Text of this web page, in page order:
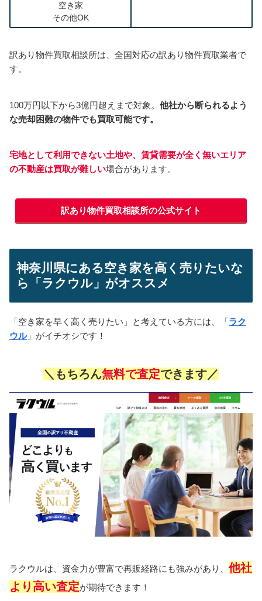
空き家
その他OK
訳あり物件買取相談所は、全国対応の訳あり物件買取業者で
す。
100万円以下から3億円超えまで対象。 他社から断られるよう
な売却困難の物件でも買取可能です。
宅地として利用できない土地や、賃貸需要が全く無いエリア
の不動産は買取が難しい場合があります。
訳あり物件買取相談所の公式サイト
神奈川県にある空き家を高く売りたいな
ら「ラクウル」がオススメ
「空き家を早く高く売りたい」と考えている方には、「ラク
ウル」がイチオシです！
＼もちろん無料で査定できます／
ラクウルは、資金力が豊富で再販経路にも強みがあり、 他社
より高い査定が期待できます！